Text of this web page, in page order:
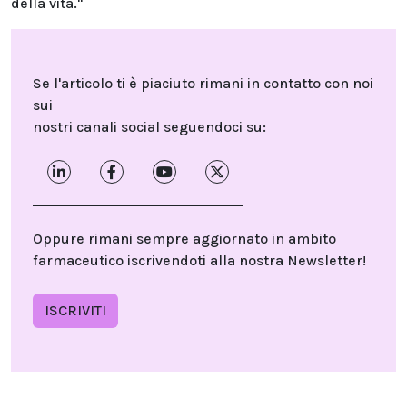
Se l'articolo ti è piaciuto rimani in contatto con noi
sui
nostri canali social seguendoci su:
Oppure rimani sempre aggiornato in ambito
farmaceutico iscrivendoti alla nostra Newsletter!
ISCRIVITI